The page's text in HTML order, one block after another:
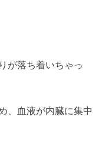
が落ち着いちゃっ
、血液が内臓に集中